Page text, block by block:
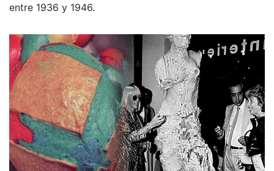
entre 1936 y 1946.